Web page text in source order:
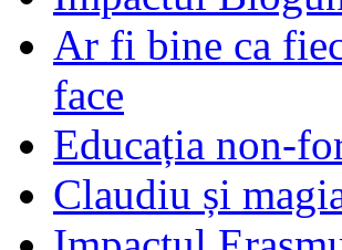
Ar fi bine ca
face
Educația non-
Claudiu și